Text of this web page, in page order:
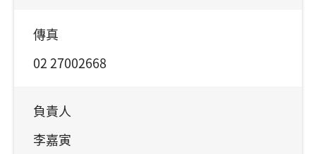
傳真
02 27002668
負責人
李嘉寅